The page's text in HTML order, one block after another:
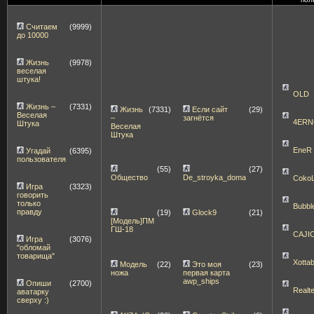
Считаем
до 10000
(9999)
Жизнь
веселая
штука!
(9978)
Жизнь –
Веселая
Штука
(7331)
Угадай
пользователя
(6395)
Игра
говорить
только
правду
(3323)
Игра
"обломай
товарища"
(3076)
Опиши
аватарку
сверху :)
(2700)
Жизнь
–
Веселая
Штука
(7331)
Если сайт
загнётся
(29)
Общество
(55)
De_stroyka_doma
(27)
[Модель]ПМ
ГШ-18
(19) Glock9 (21)
Модель
ножа
(22)
Это моя
первая карта
awp_ships
(23)
OLD
EneR